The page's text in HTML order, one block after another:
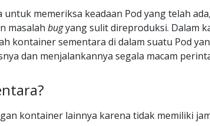
memeriksa keadaan Pod yang telah ada,
masalah bugyang sulit direproduksi. Dalam
kontainer sementara di dalam suatu Pod
dan menjalankannya segala macam
kontainer lainnya karena tidak memiliki